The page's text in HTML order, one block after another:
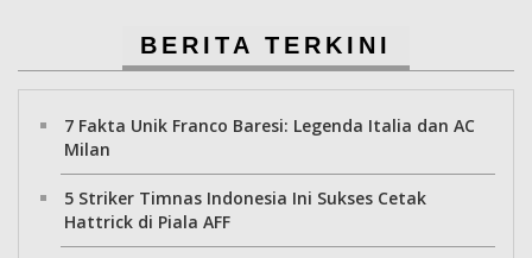
BERITA TERKINI
7 Fakta Unik Franco Baresi: Legenda Italia dan AC
Milan
5 Striker Timnas Indonesia Ini Sukses Cetak
Hattrick di Piala AFF